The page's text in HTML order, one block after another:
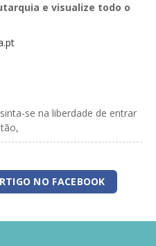
e visualize todo o
se na liberdade de entrar
NO FACEBOOK